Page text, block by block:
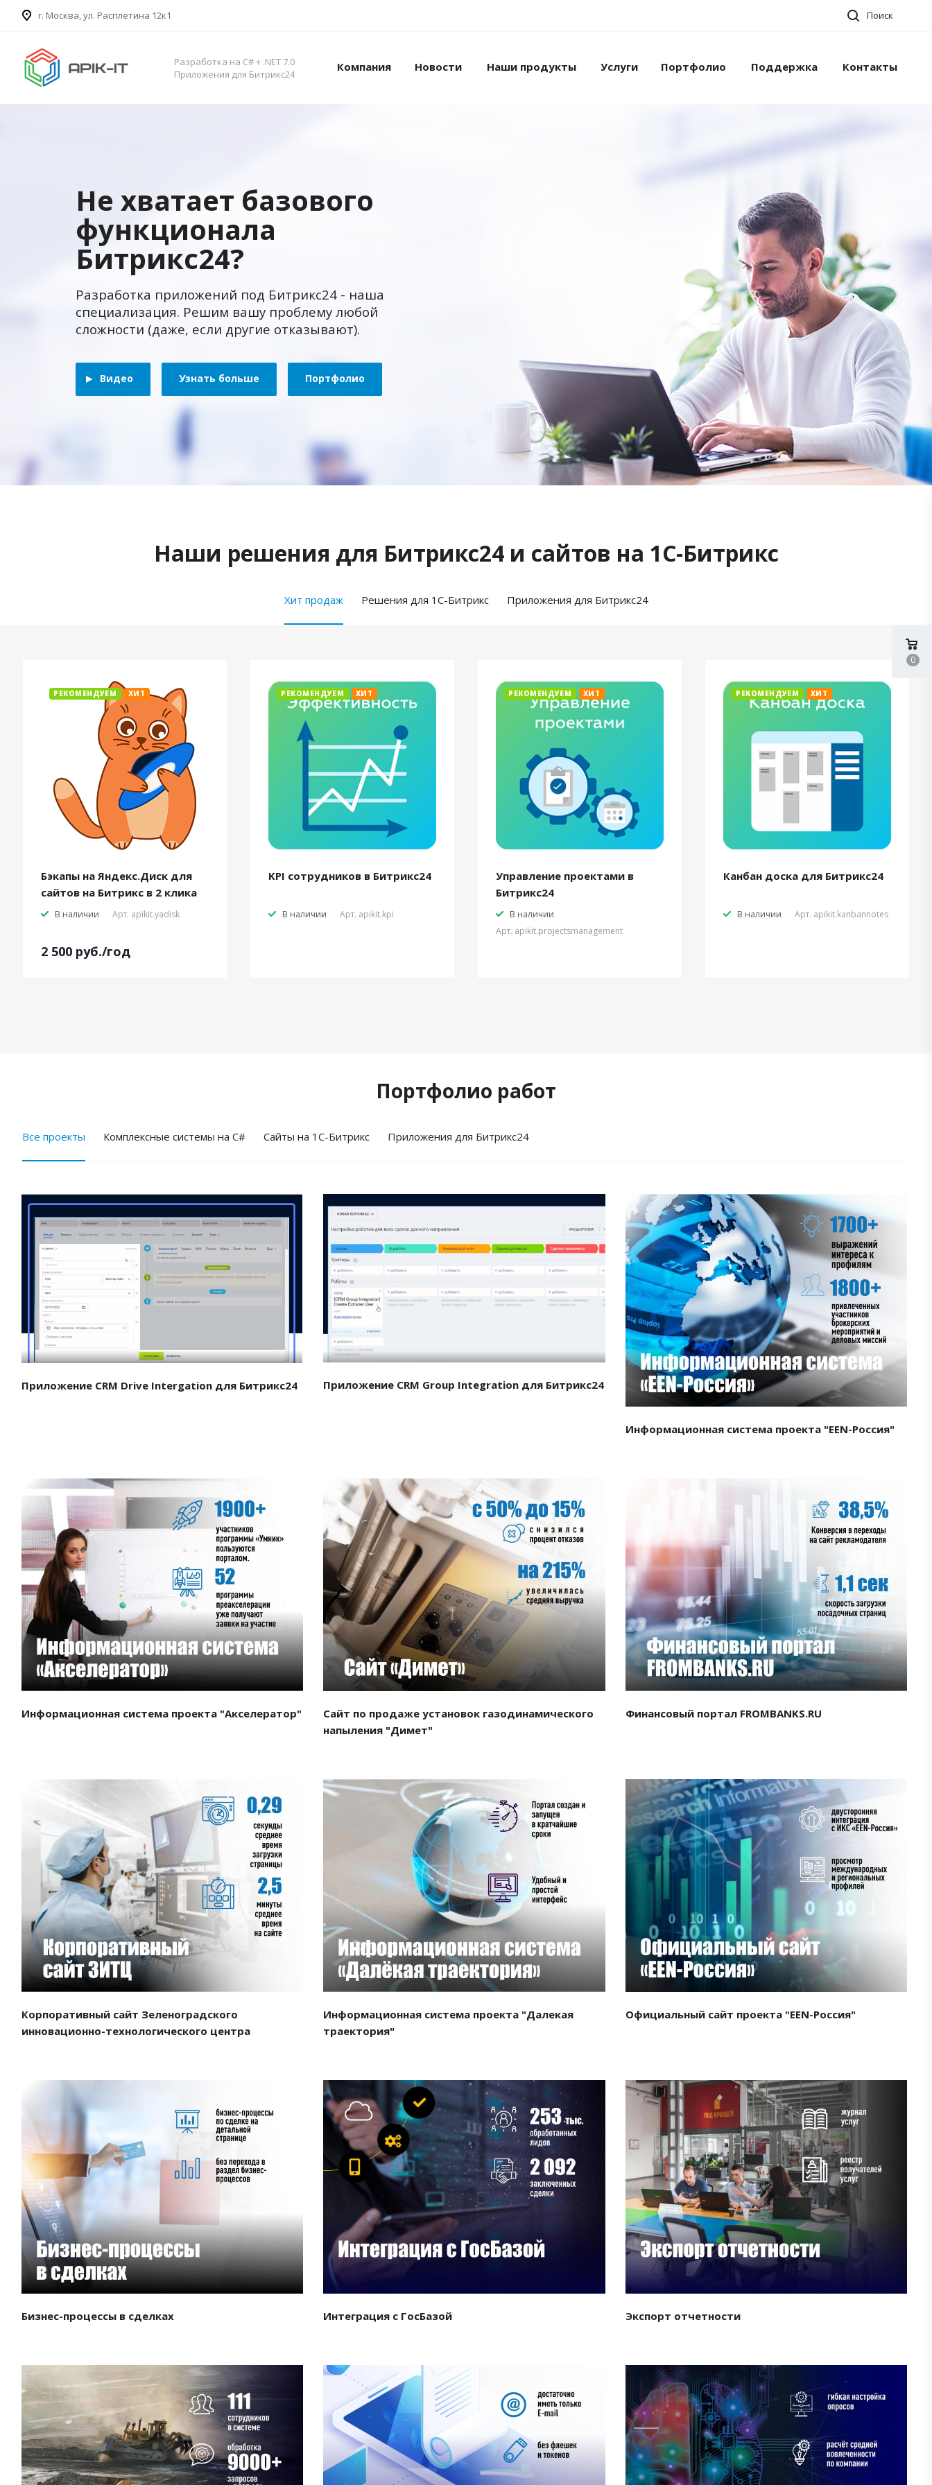
​г. Москва, ул. Расплетина 12к1 Поиск
Разработка на C# + .NET 7.0
Приложения для Битрикс24
Компания Новости Наши продукты Услуги Портфолио Поддержка Контакты
Не хватает базового
функционала
Битрикс24?
Разработка приложений под Битрикс24 - наша
специализация. Решим вашу проблему любой
сложности (даже, если другие отказывают).
Видео Узнать больше Портфолио
Наши решения для Битрикс24 и сайтов на 1С-Битрикс
Хит продаж Решения для 1С-Битрикс Приложения для Битрикс24
РЕКОМЕНДУЕМ ХИТ
Бэкапы на Яндекс.Диск для
сайтов на Битрикс в 2 клика
В наличии Арт. apikit.yadisk
2 500 руб./год
РЕКОМЕНДУЕМ ХИТ
KPI сотрудников в Битрикс24
В наличии Арт. apikit.kpi
РЕКОМЕНДУЕМ ХИТ
Управление проектами в
Битрикс24
В наличии
Арт. apikit.projectsmanagement
РЕКОМЕНДУЕМ ХИТ
Канбан доска для Битрикс24
В наличии Арт. apikit.kanbannotes
Портфолио работ
Все проекты Комплексные системы на C# Cайты на 1С-Битрикс Приложения для Битрикс24
Смотреть проект
Приложение CRM Drive Intergation для Битрикс24 Приложение CRM Group Integration для Битрикс24
Смотреть проект
Информационная система проекта "EEN-Россия"
Смотреть проект
Информационная система проекта "Акселератор"
Смотреть проект
Сайт по продаже установок газодинамического
напыления "Димет"
Смотреть проект
Финансовый портал FROMBANKS.RU
Смотреть проект
Корпоративный сайт Зеленоградского
инновационно-технологического центра
Смотреть проект
Информационная система проекта "Далекая
траектория"
Смотреть проект
Официальный сайт проекта "EEN-Россия"
Бизнес-процессы в сделках
Смотреть проект
Интеграция с ГосБазой
Смотреть проект
Экспорт отчетности
Смотреть проект Смотреть проект Смотреть проект
0